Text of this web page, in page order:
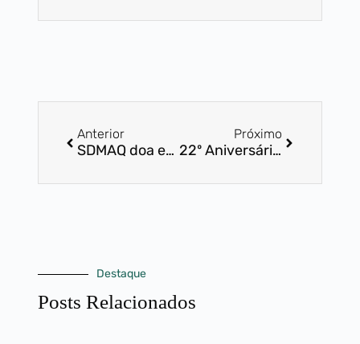
Anterior
SDMAQ doa equipamentos ao Centro Desafio Jovem
Próximo
22º Aniversário SDMAQ
Destaque
Posts Relacionados